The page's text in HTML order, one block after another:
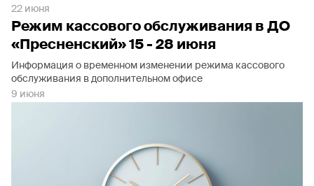
22 июня
Режим кассового обслуживания в ДО
«Пресненский» 15 - 28 июня
Информация о временном изменении режима кассового
обслуживания в дополнительном офисе
9 июня